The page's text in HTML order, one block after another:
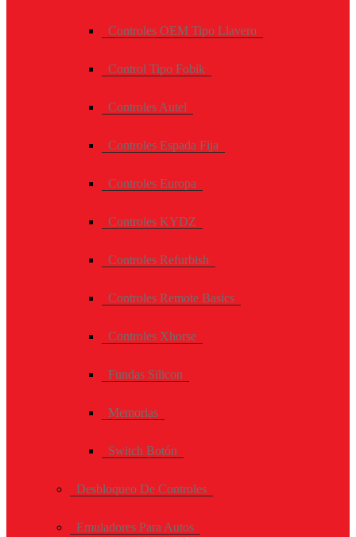
Controles OEM Tipo Llavero
Control Tipo Fobik
Controles Autel
Controles Espada Fija
Controles Europa
Controles KYDZ
Controles Refurbish
Controles Remote Basics
Controles Xhorse
Fundas Silicon
Memorias
Switch Botón
Desbloqueo De Controles
Emuladores Para Autos